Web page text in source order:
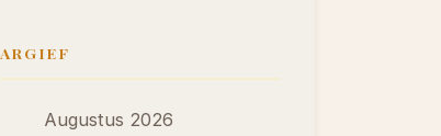
ARGIEF
Augustus 2026